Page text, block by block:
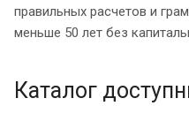
правильных расчетов и
меньше 50 лет без
Каталог